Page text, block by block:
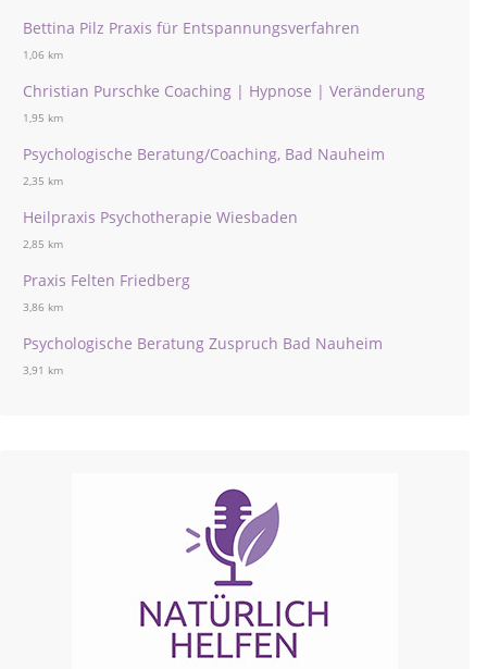
Bettina Pilz Praxis für Entspannungsverfahren
1,06 km
Christian Purschke Coaching | Hypnose | Veränderung
1,95 km
Psychologische Beratung/Coaching, Bad Nauheim
2,35 km
Heilpraxis Psychotherapie Wiesbaden
2,85 km
Praxis Felten Friedberg
3,86 km
Psychologische Beratung Zuspruch Bad Nauheim
3,91 km